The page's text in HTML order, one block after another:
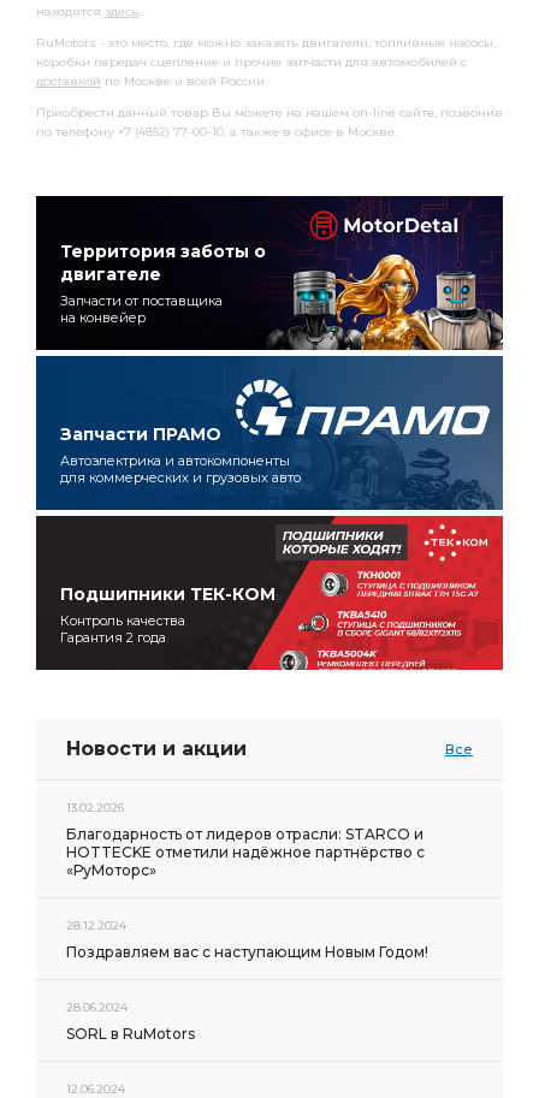
находятся здесь.
RuMotors - это место, где можно заказать двигатели, топливные насосы,
коробки передач сцепление и прочие запчасти для автомобилей с
доставкой по Москве и всей России.
Приобрести данный товар Вы можете на нашем on-line сайте, позвонив
по телефону +7 (4852) 77-00-10, а также в офисе в Москве.
Территория заботы о
двигателе
Запчасти от поставщика
на конвейер
Запчасти ПРАМО
Автоэлектрика и автокомпоненты
для коммерческих и грузовых авто
Подшипники ТЕК-КОМ
Контроль качества
Гарантия 2 года
Новости и акции Все
13.02.2026
Благодарность от лидеров отрасли: STARCO и
HOTTECKE отметили надёжное партнёрство с
«РуМоторс»
28.12.2024
Поздравляем вас с наступающим Новым Годом!
28.06.2024
SORL в RuMotors
12.06.2024